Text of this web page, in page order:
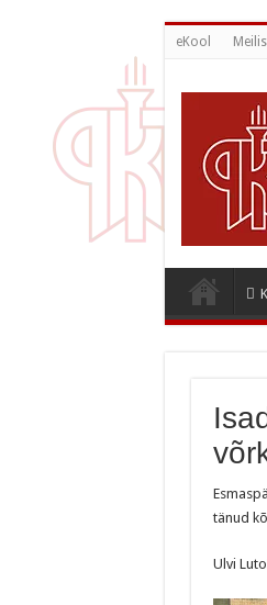
eKool
tänud
Ulvi